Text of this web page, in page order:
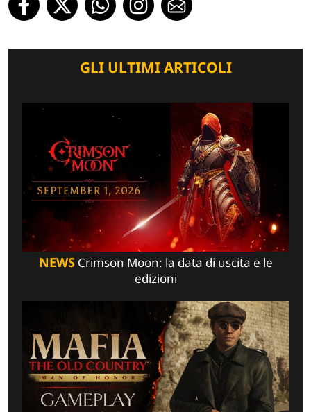
GLI ULTIMI ARTICOLI
NEWSCrimson Moon: la data di uscita e le
edizioni